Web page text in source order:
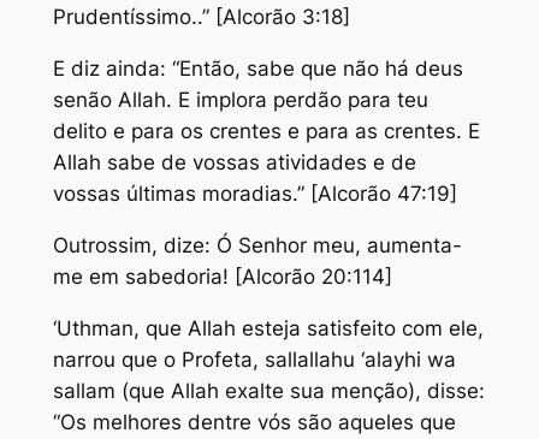
Prudentíssimo..” [Alcorão 3:18]
E diz ainda: “Então, sabe que não há deus
senão Allah. E implora perdão para teu
delito e para os crentes e para as crentes. E
Allah sabe de vossas atividades e de
vossas últimas moradias.” [Alcorão 47:19]
Outrossim, dize: Ó Senhor meu, aumenta-
me em sabedoria! [Alcorão 20:114]
‘Uthman, que Allah esteja satisfeito com ele,
narrou que o Profeta, sallallahu ‘alayhi wa
sallam (que Allah exalte sua menção), disse:
“Os melhores dentre vós são aqueles que